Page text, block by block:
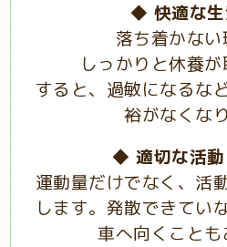
◆ 快適な
落ち着かない
しっかりと休養が
すると、過敏になるな
裕がなくな
◆ 適切な活動
運動量だけでなく、活
します。発散できてい
車へ向くことも